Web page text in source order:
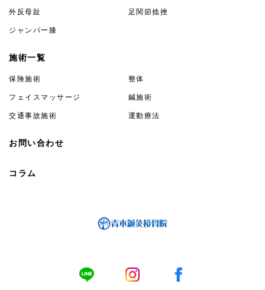
外反母趾 足関節捻挫
ジャンパー膝
施術一覧
保険施術 整体
フェイスマッサージ 鍼施術
交通事故施術 運動療法
お問い合わせ
コラム